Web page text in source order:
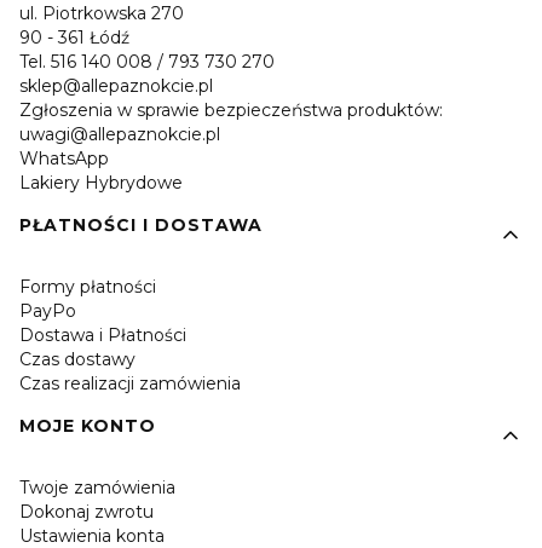
ul. Piotrkowska 270
90 - 361 Łódź
Tel. 516 140 008 / 793 730 270
sklep@allepaznokcie.pl
Zgłoszenia w sprawie bezpieczeństwa produktów:
uwagi@allepaznokcie.pl
WhatsApp
Lakiery Hybrydowe
PŁATNOŚCI I DOSTAWA
Formy płatności
PayPo
Dostawa i Płatności
Czas dostawy
Czas realizacji zamówienia
MOJE KONTO
Twoje zamówienia
Dokonaj zwrotu
Ustawienia konta